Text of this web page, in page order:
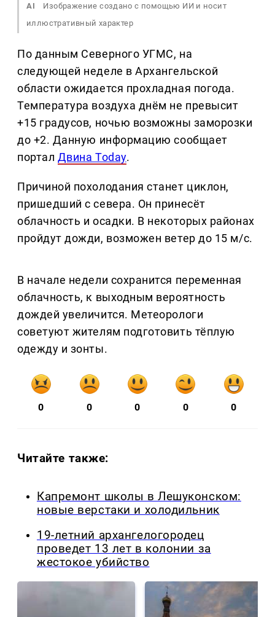
AI
Изображение создано с помощью ИИ и носит
иллюстративный характер
По данным Северного УГМС, на
следующей неделе в Архангельской
области ожидается прохладная погода.
Температура воздуха днём не превысит
+15 градусов, ночью возможны заморозки
до +2. Данную информацию сообщает
портал Двина Today.
Причиной похолодания станет циклон,
пришедший с севера. Он принесёт
облачность и осадки. В некоторых районах
пройдут дожди, возможен ветер до 15 м/с.
В начале недели сохранится переменная
облачность, к выходным вероятность
дождей увеличится. Метеорологи
советуют жителям подготовить тёплую
одежду и зонты.
0 0 0 0 0
Читайте также:
Капремонт школы в Лешуконском:
новые верстаки и холодильник
19-летний архангелогородец
проведет 13 лет в колонии за
жестокое убийство